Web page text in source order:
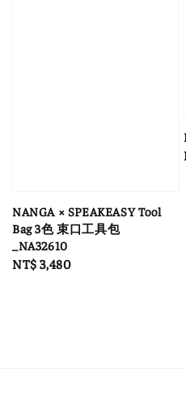
NANGA × SPEAKEASY Tool
Bag 3色 束口工具包
_NA32610
Regular
NT$ 3,480